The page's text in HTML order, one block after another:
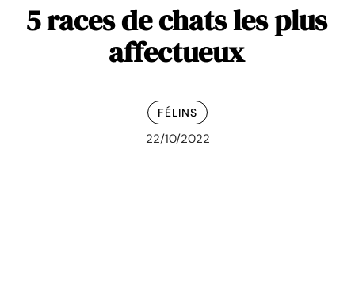
5 races de chats les plus
affectueux
FÉLINS
22/10/2022